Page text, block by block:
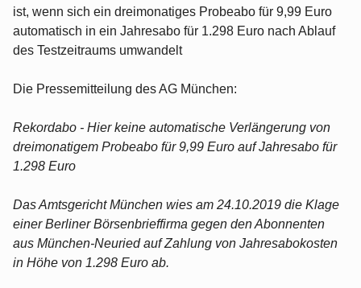
ist, wenn sich ein dreimonatiges Probeabo für 9,99 Euro
automatisch in ein Jahresabo für 1.298 Euro nach Ablauf
des Testzeitraums umwandelt
Die Pressemitteilung des AG München:
Rekordabo - Hier keine automatische Verlängerung von
dreimonatigem Probeabo für 9,99 Euro auf Jahresabo für
1.298 Euro
Das Amtsgericht München wies am 24.10.2019 die Klage
einer Berliner Börsenbrieffirma gegen den Abonnenten
aus München-Neuried auf Zahlung von Jahresabokosten
in Höhe von 1.298 Euro ab.